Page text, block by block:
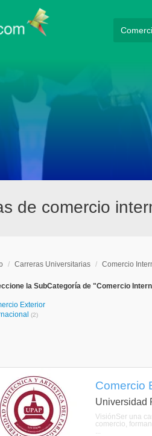
de comercio
/ Carreras Universitarias / Comercio
la SubCategoría de "Comercio
Exterior
(2)
Comercio
Universidad
VisiónSer una
comercio,
...